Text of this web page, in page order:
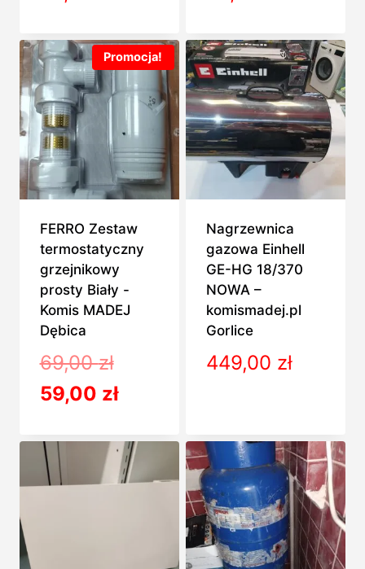
Promocja!
FERRO Zestaw
termostatyczny
grzejnikowy
prosty Biały -
Komis MADEJ
Dębica
69,00złPierwotna
cena
69,00 zł.
59,00 złAktualna
wynosi:
59,00 zł.
Nagrzewnica
gazowa Einhell
GE-HG 18/370
NOWA –
komismadej.pl
Gorlice
449,00 zł